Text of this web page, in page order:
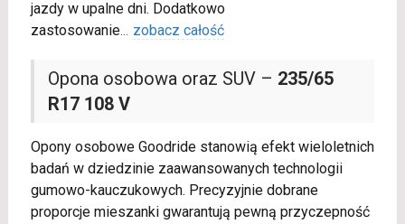
jazdy w upalne dni. Dodatkowo
zastosowanie... zobacz całość
Opona osobowa oraz SUV – 235/65
R17 108 V
Opony osobowe Goodride stanowią efekt wieloletnich
badań w dziedzinie zaawansowanych technologii
gumowo-kauczukowych. Precyzyjnie dobrane
proporcje mieszanki gwarantują pewną przyczepność